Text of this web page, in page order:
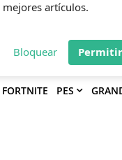
FORTNITE PES